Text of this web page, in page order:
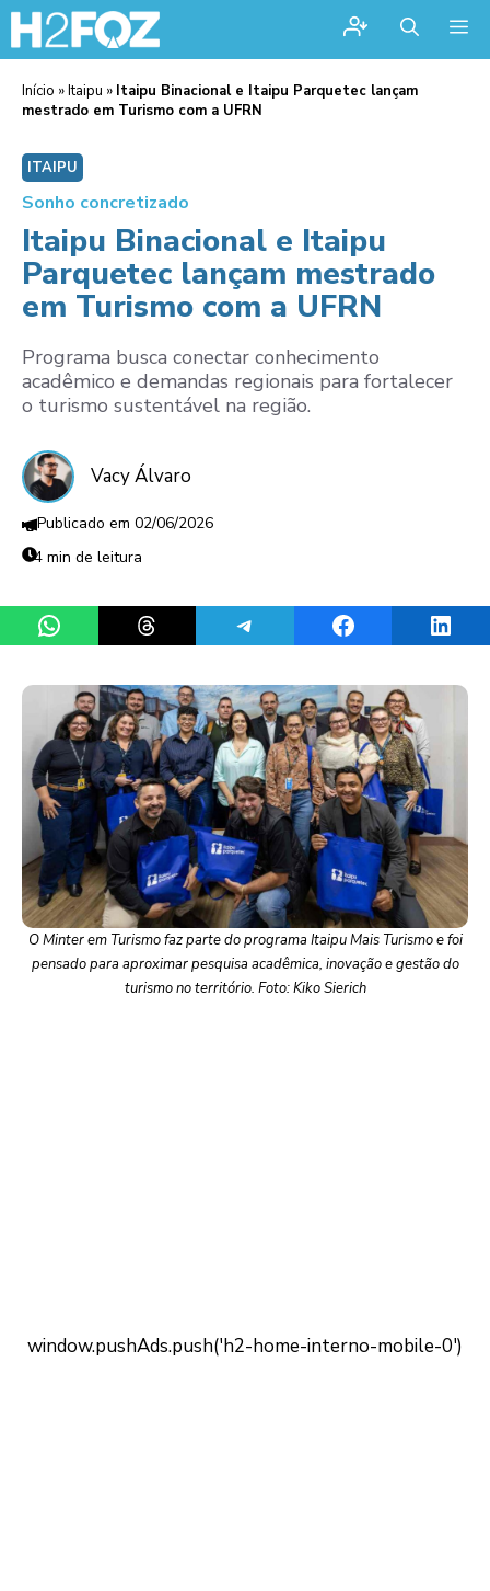
Início »Itaipu » Itaipu Binacional e Itaipu Parquetec lançam
mestrado em Turismo com a UFRN
ITAIPU
Sonho concretizado
Itaipu Binacional e Itaipu
Parquetec lançam mestrado
em Turismo com a UFRN
Programa busca conectar conhecimento
acadêmico e demandas regionais para fortalecer
o turismo sustentável na região.
Vacy Álvaro
02/06/2026
4 min de leitura
Share on WhatsAppShare on ThreadsShare on TelegramShare on Facebook
O Minter em Turismo faz parte do programa Itaipu Mais Turismo e foi
pensado para aproximar pesquisa acadêmica, inovação e gestão do
turismo no território. Foto: Kiko Sierich